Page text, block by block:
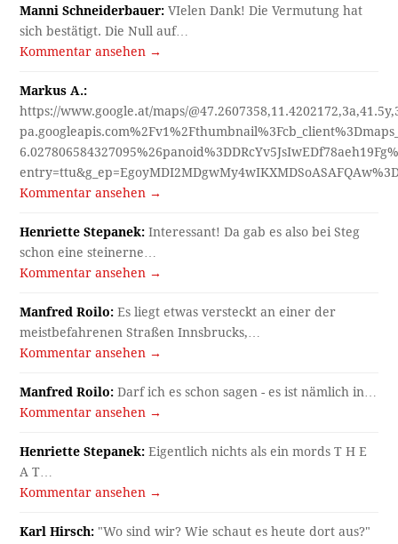
Manni Schneiderbauer: VIelen Dank! Die Vermutung hat
sich bestätigt. Die Null auf…
Kommentar ansehen →
Markus A.:
https://www.google.at/maps/
Kommentar ansehen →
Henriette Stepanek: Interessant! Da gab es also bei Steg
schon eine steinerne…
Kommentar ansehen →
Manfred Roilo: Es liegt etwas versteckt an einer der
meistbefahrenen Straßen Innsbrucks,…
Kommentar ansehen →
Manfred Roilo: Darf ich es schon sagen - es ist nämlich in…
Kommentar ansehen →
Henriette Stepanek: Eigentlich nichts als ein mords T H E
A T…
Kommentar ansehen →
Karl Hirsch: "Wo sind wir? Wie schaut es heute dort aus?"